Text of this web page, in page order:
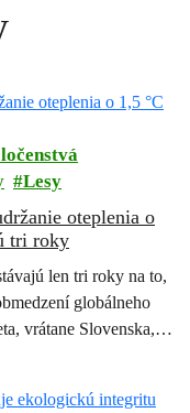
Lesy
oteplenia o
tri roky
len tri roky na to,
globálneho
vrátane Slovenska,